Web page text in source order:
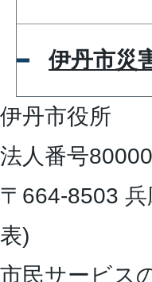
伊丹市災
伊丹市役所
法人番号
〒664-8503
表)
市民サービス